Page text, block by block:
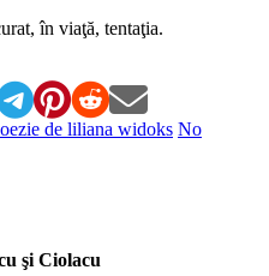
în viaţă, tentaţia.
de liliana widoks No
şi Ciolacu